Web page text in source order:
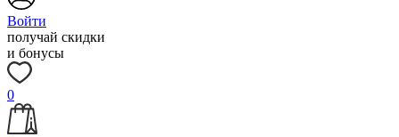
Войти
получай скидки
и бонусы
0